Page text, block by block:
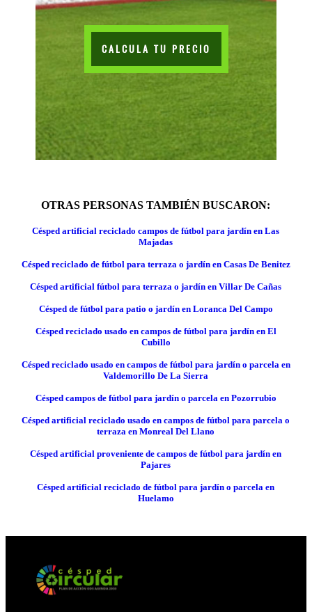
CALCULA TU PRECIO
OTRAS PERSONAS TAMBIÉN BUSCARON:
Césped artificial reciclado campos de fútbol para jardín en Las
Majadas
Césped reciclado de fútbol para terraza o jardín en Casas De Benitez
Césped artificial fútbol para terraza o jardín en Villar De Cañas
Césped de fútbol para patio o jardín en Loranca Del Campo
Césped reciclado usado en campos de fútbol para jardín en El
Cubillo
Césped reciclado usado en campos de fútbol para jardín o parcela en
Valdemorillo De La Sierra
Césped campos de fútbol para jardín o parcela en Pozorrubio
Césped artificial reciclado usado en campos de fútbol para parcela o
terraza en Monreal Del Llano
Césped artificial proveniente de campos de fútbol para jardín en
Pajares
Césped artificial reciclado de fútbol para jardín o parcela en
Huelamo